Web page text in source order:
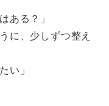
ある？」
に、少しずつ整え
い」